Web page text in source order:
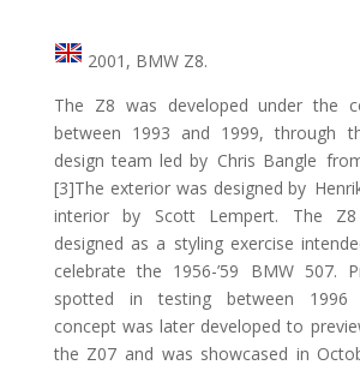
2001, BMW Z8.
The Z8 was developed under the
between 1993 and 1999, through
design team led by Chris Bangle
[3]The exterior was designed by
interior by Scott Lempert. The
designed as a styling exercise
celebrate the 1956-’59 BMW 507.
spotted in testing between 1996
concept was later developed to
the Z07 and was showcased in